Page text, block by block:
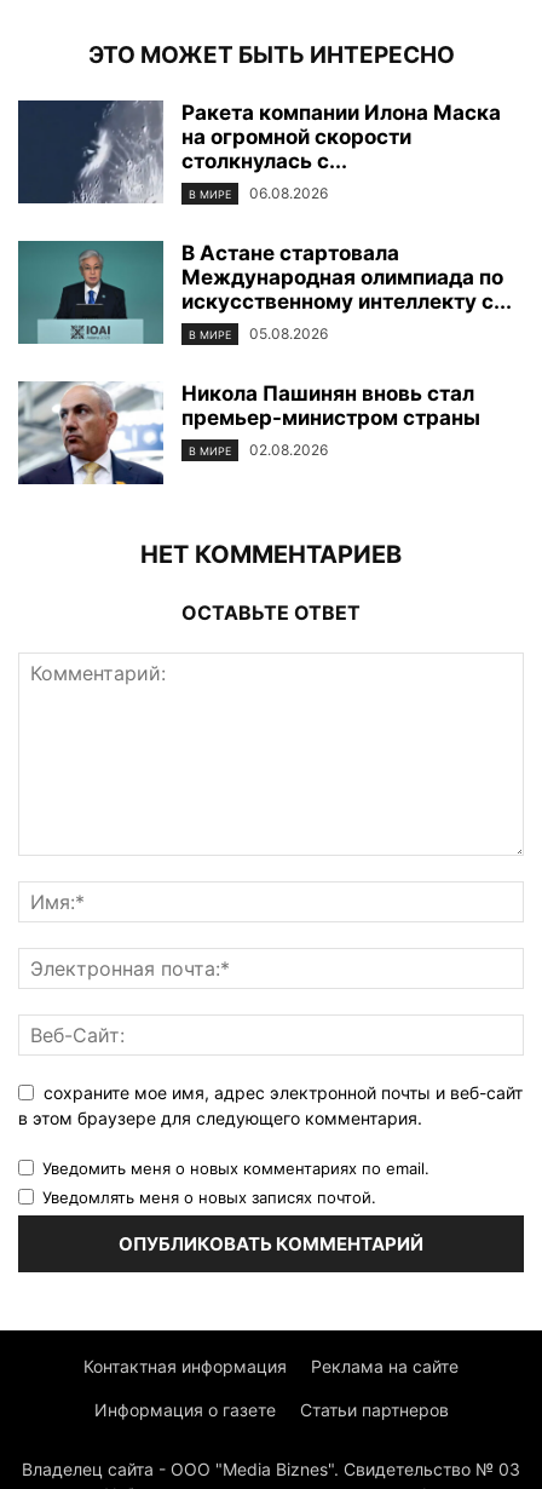
ЭТО МОЖЕТ БЫТЬ ИНТЕРЕСНО
Ракета компании Илона Маска
на огромной скорости
столкнулась с...
В МИРЕ 06.08.2026
В Астане стартовала
Международная олимпиада по
искусственному интеллекту с...
В МИРЕ 05.08.2026
Никола Пашинян вновь стал
премьер-министром страны
В МИРЕ 02.08.2026
НЕТ КОММЕНТАРИЕВ
ОСТАВЬТЕ ОТВЕТ
сохраните мое имя, адрес электронной почты и веб-сайт
в этом браузере для следующего комментария.
Уведомить меня о новых комментариях по email.
Уведомлять меня о новых записях почтой.
Контактная информация Реклама на сайте
Информация о газете Статьи партнеров
Владелец сайта - ООО "Media Biznes". Свидетельство № 03